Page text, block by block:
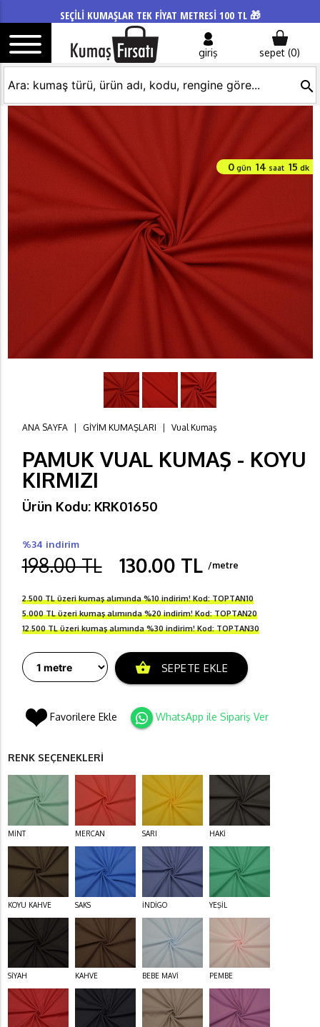
SEÇİLİ KUMAŞLAR TEK FİYAT METRESİ 100 TL 🎁
giriş sepet (0)
search
0gün 14 saat 15 dk
ANA SAYFA GİYİM KUMAŞLARI Vual Kumaş
PAMUK VUAL KUMAŞ - KOYU
KIRMIZI
Ürün Kodu: KRK01650
%34 indirim
198.00 TL 130.00 TL /metre
2.500 TL üzeri kumaş alımında %10 indirim! Kod: TOPTAN10
5.000 TL üzeri kumaş alımında %20 indirim! Kod: TOPTAN20
12.500 TL üzeri kumaş alımında %30 indirim! Kod: TOPTAN30
shopping_basket SEPETE EKLE
Favorilere Ekle WhatsApp ile Sipariş Ver
RENK SEÇENEKLERİ
MİNT MERCAN SARI HAKİ
KOYU KAHVE SAKS İNDİGO YEŞİL
SİYAH KAHVE BEBE MAVİ PEMBE